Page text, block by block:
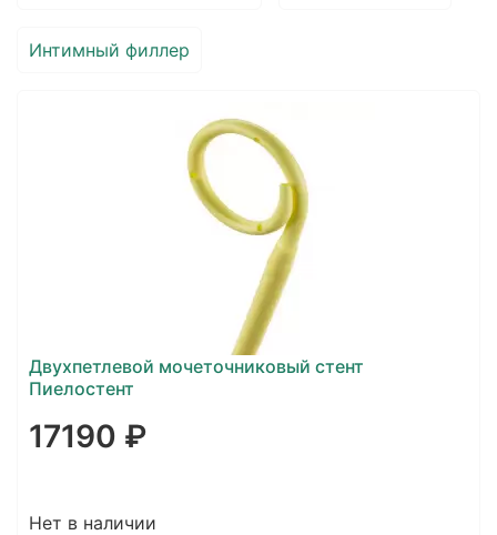
Интимный филлер
Двухпетлевой мочеточниковый стент
Пиелостент
17190 ₽
Нет в наличии